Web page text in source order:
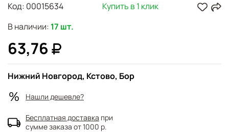
В наличии: 17 шт.
63,76
Код: 00015634 Купить в 1 клик
Нижний Новгород, Кстово, Бор
Нашли дешевле?
Бесплатная доставка при
сумме заказа от 1000 р.